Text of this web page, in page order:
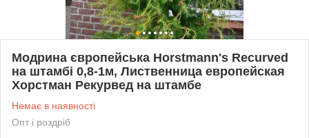
Модрина європейська Horstmann's Recurved
на штамбі 0,8-1м, Лиственница европейская
Хорстман Рекурвед на штамбе
Немає в наявності
Опт і роздріб